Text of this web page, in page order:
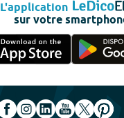
L'application
sur votre